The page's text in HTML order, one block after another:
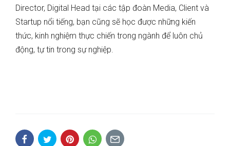
Director, Digital Head tại các tập đoàn Media, Client và
Startup nổi tiếng, bạn cũng sẽ học được những kiến
thức, kinh nghiệm thực chiến trong ngành để luôn chủ
động, tự tin trong sự nghiệp.